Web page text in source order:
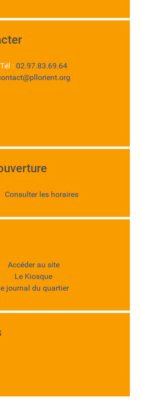
Tél : 02.97.83.69.64
Consulter les horaires
Accéder au site
Le Kiosque
journal du quartier